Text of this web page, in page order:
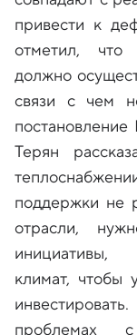
привести к
отметил, что
должно
связи с чем
Терян
поддержки не
отрасли,
инициативы,
климат, чтобы
проблемах с